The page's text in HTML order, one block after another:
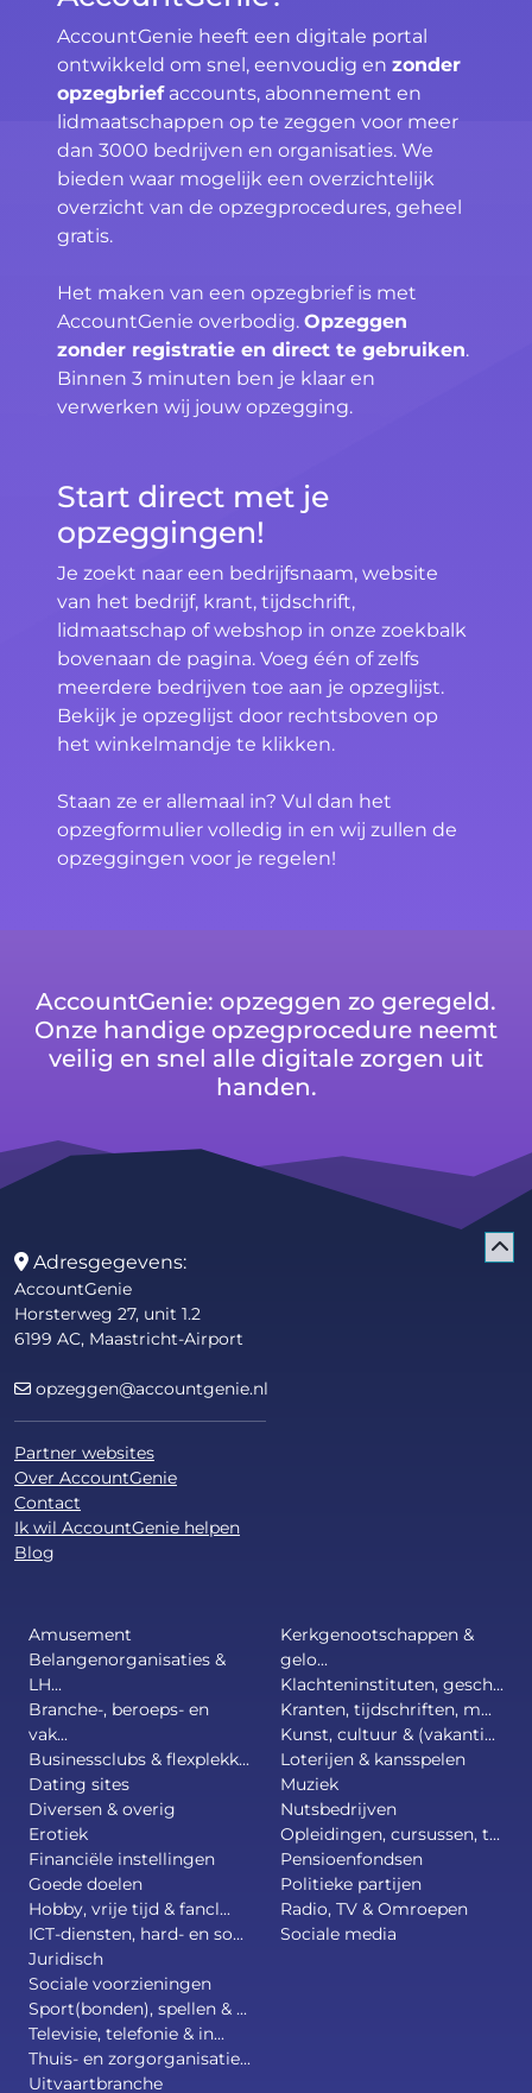
AccountGenie heeft een digitale portal
ontwikkeld om snel, eenvoudig en zonder
opzegbriefaccounts, abonnement en
lidmaatschappen op te zeggen voor meer
dan 3000 bedrijven en organisaties. We
bieden waar mogelijk een overzichtelijk
overzicht van de opzegprocedures, geheel
gratis.
Het maken van een opzegbrief is met
AccountGenie overbodig. Opzeggen
zonder registratie en direct te gebruiken.
Binnen 3 minuten ben je klaar en
verwerken wij jouw opzegging.
Start direct met je
opzeggingen!
Je zoekt naar een bedrijfsnaam, website
van het bedrijf, krant, tijdschrift,
lidmaatschap of webshop in onze zoekbalk
bovenaan de pagina. Voeg één of zelfs
meerdere bedrijven toe aan je opzeglijst.
Bekijk je opzeglijst door rechtsboven op
het winkelmandje te klikken.
Staan ze er allemaal in? Vul dan het
opzegformulier volledig in en wij zullen de
opzeggingen voor je regelen!
AccountGenie: opzeggen zo geregeld.
Onze handige opzegprocedure neemt
veilig en snel alle digitale zorgen uit
handen.
Adresgegevens:
AccountGenie
Horsterweg 27, unit 1.2
6199 AC, Maastricht-Airport
opzeggen@accountgenie.nl
Partner websites
Over AccountGenie
Contact
Ik wil AccountGenie helpen
Blog
Amusement
Belangenorganisaties &
LH...
Branche-, beroeps- en
vak...
Businessclubs & flexplekk...
Dating sites
Diversen & overig
Erotiek
Financiële instellingen
Goede doelen
Hobby, vrije tijd & fancl...
ICT-diensten, hard- en so...
Juridisch
Kerkgenootschappen &
gelo...
Klachteninstituten, gesch...
Kranten, tijdschriften, m...
Kunst, cultuur & (vakanti...
Loterijen & kansspelen
Muziek
Nutsbedrijven
Opleidingen, cursussen, t...
Pensioenfondsen
Politieke partijen
Radio, TV & Omroepen
Sociale media
Sociale voorzieningen
Sport(bonden), spellen & ...
Televisie, telefonie & in...
Thuis- en zorgorganisatie...
Uitvaartbranche